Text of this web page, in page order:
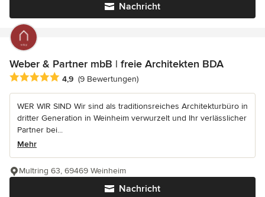
Nachricht
Weber & Partner mbB | freie Architekten BDA
Durchschnittliche Bewertung: 4.9 von 5 Sternen
4,9 (9 Bewertungen)
WER WIR SIND Wir sind als traditionsreiches Architekturbüro in
dritter Generation in Weinheim verwurzelt und Ihr verlässlicher
Partner bei...
Mehr
Nachricht
Multring 63, 69469 Weinheim